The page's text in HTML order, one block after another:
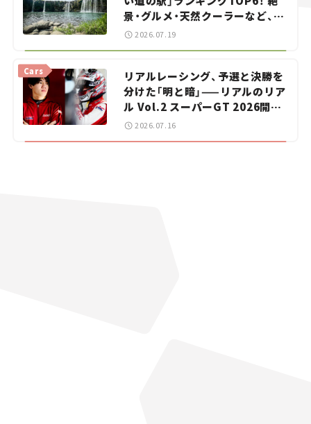
景・グルメ・天然クーラーなど、避
暑におすすめのスポットを紹介
2026.07.19
リアルレーシング、予選と決勝を
分けた「明と暗」——リアルのリア
ル Vol.2 スーパーGT 2026開幕
戦 岡山国際サーキット
Cars
2026.07.16